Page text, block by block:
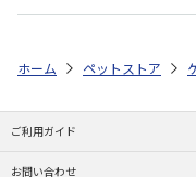
ホーム ペットストア
ご利用ガイド
お問い合わせ